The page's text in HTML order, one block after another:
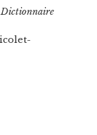
Dictionnaire